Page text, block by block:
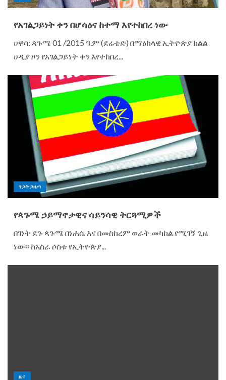
የአገልጋይነት ቀን በሆሳዕና ከተማ እየተከበረ ነው
ሀዋሳ: ጳጉሜ 01 /2015 ዓ.ም (ደሬቴድ) በማዕከላዊ ኢትዮጵያ ክልል
ሀዲያ ዞን የአገልጋይነት ቀን እየተከበረ...
ንጋት ጋዜጣ
የጳጉሜ ኃይማኖታዊና ሳይንሳዊ ትርጓሚዎች
በገነት ደጉ ጳጉሜ በነሐሴ እና በመስከረም ወራት መካከል የሚገኝ ጊዜ
ነው፡፡ ከአስራ ሶስቱ የኢትዮጵያ...
ዜና